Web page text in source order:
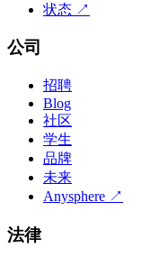
状态 ↗
公司
招聘
Blog
社区
学生
品牌
未来
Anysphere ↗
法律